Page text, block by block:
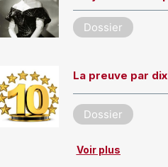
Dossier
La preuve par dix
Dossier
Voir plus